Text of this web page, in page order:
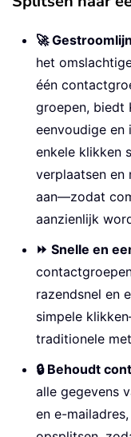
🚀
het
één
groepen, biedt
eenvoudige
enkele klikken
verplaatsen en
aan—zodat
aanzienlijk
⏩ Snelle en
razendsnel en
simpele
traditionele
🔒 Behoudt
alle gegevens
en e-